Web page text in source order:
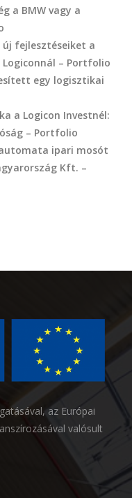
a BMW vagy a
fejlesztéseiket a
– Portfolio
egy logisztikai
a Logicon Investnél:
– Portfolio
ipari mosót
Kft. –
az Európai
valósult